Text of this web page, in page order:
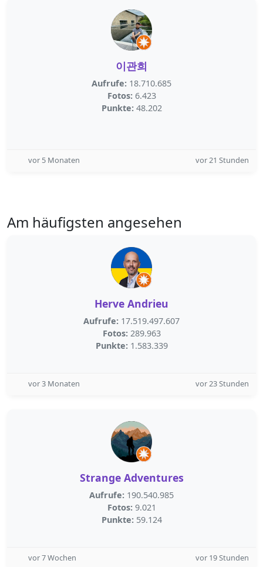
이관희
Aufrufe: 18.710.685
Fotos: 6.423
Punkte: 48.202
vor 5 Monaten vor 21 Stunden
Am häufigsten angesehen
Herve Andrieu
Aufrufe: 17.519.497.607
Fotos: 289.963
Punkte: 1.583.339
vor 3 Monaten vor 23 Stunden
Strange Adventures
Aufrufe: 190.540.985
Fotos: 9.021
Punkte: 59.124
vor 7 Wochen vor 19 Stunden